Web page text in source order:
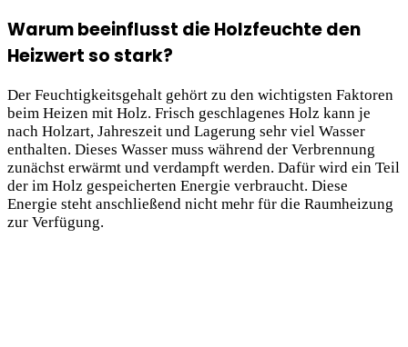
Warum beeinflusst die Holzfeuchte den
Heizwert so stark?
Der Feuchtigkeitsgehalt gehört zu den wichtigsten Faktoren
beim Heizen mit Holz. Frisch geschlagenes Holz kann je
nach Holzart, Jahreszeit und Lagerung sehr viel Wasser
enthalten. Dieses Wasser muss während der Verbrennung
zunächst erwärmt und verdampft werden. Dafür wird ein Teil
der im Holz gespeicherten Energie verbraucht. Diese
Energie steht anschließend nicht mehr für die Raumheizung
zur Verfügung.